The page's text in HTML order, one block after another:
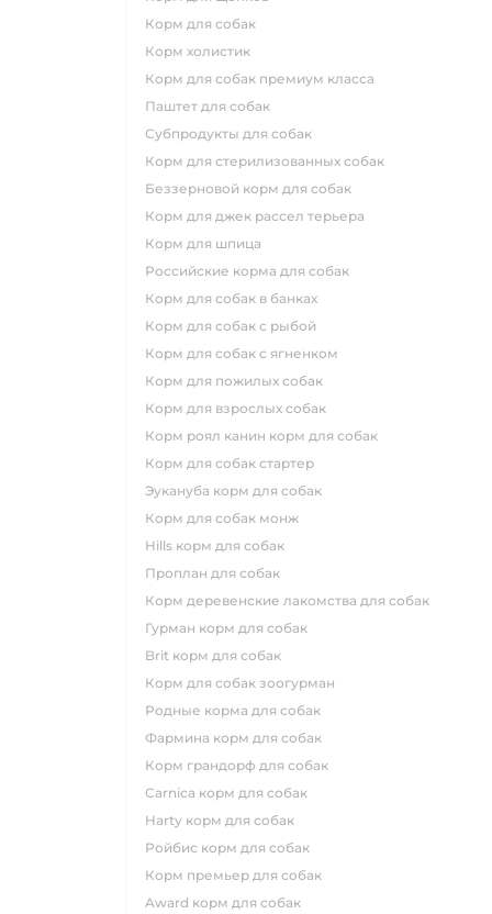
корм для собак
корм холистик
корм для собак премиум класса
паштет для собак
субпродукты для собак
корм для стерилизованных собак
беззерновой корм для собак
корм для джек рассел терьера
корм для шпица
российские корма для собак
корм для собак в банках
корм для собак с рыбой
корм для собак с ягненком
корм для пожилых собак
корм для взрослых собак
корм роял канин корм для собак
корм для собак стартер
эукануба корм для собак
корм для собак монж
hills корм для собак
проплан для собак
корм деревенские лакомства для собак
гурман корм для собак
brit корм для собак
корм для собак зоогурман
родные корма для собак
фармина корм для собак
корм грандорф для собак
carnica корм для собак
harty корм для собак
ройбис корм для собак
корм премьер для собак
award корм для собак